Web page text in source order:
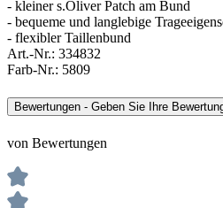
- kleiner s.Oliver Patch am Bund
- bequeme und langlebige
- flexibler Taillenbund
Art.-Nr.: 334832
Farb-Nr.: 5809
Bewertungen - Geben Sie Ihre
von Bewertungen